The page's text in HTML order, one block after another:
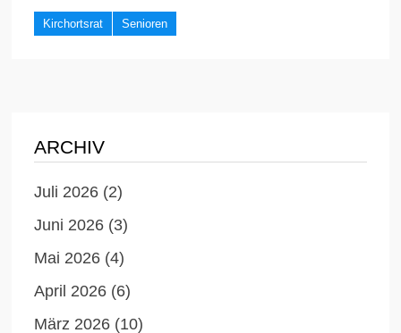
Kirchortsrat Senioren
ARCHIV
Juli 2026 (2)
Juni 2026 (3)
Mai 2026 (4)
April 2026 (6)
März 2026 (10)